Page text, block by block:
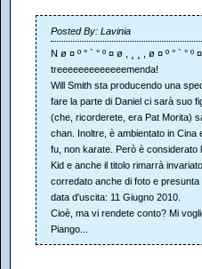
Posted By: Lavinia
N ø ¤ º ° ` ° º ¤ ø , ¸ ¸ , ø ¤ º ° ` °
treeeeeeeeeeeeemenda!
Will Smith sta producendo una
fare la parte di Daniel ci sarà suo
(che, ricorderete, era Pat Morita)
chan. Inoltre, è ambientato in Cina
fu, non karate. Però è
Kid e anche il titolo rimarrà
corredato anche di foto e
data d'uscita: 11 Giugno 2010.
Cioè, ma vi rendete conto? Mi
Piango...